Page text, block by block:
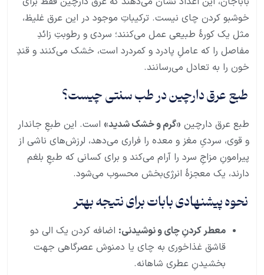
خوشبو کردن چای نیست. ترکیباتِ موجود در این عرق غلیظ،
مثل یک کورهٔ طبیعی عمل می‌کنند؛ سردی و رطوبتِ زائدِ
مفاصل را که عاملِ پادرد و کمردرد است، خشک می‌کنند و قندِ
خون را به تعادل می‌رسانند.
طبع عرق دارچین در طب سنتی چیست؟
طبع عرق دارچین «گرم و خشک شدید» است. این طبعِ جاندار
و قوی، سردیِ مغز و معده را فراری می‌دهد، لرزش‌های ناشی از
پیرامونِ مزاجِ سرد را آرام می‌کند و برای کسانی که طبعِ بلغم
دارند، یک معجزهٔ انرژی‌بخش محسوب می‌شود.
نحوه پیشنهادی بابات برای نتیجه بهتر
معطر کردنِ چای و نوشیدنی: اضافه کردن یک الی دو
قاشق غذاخوری به چای یا دمنوش عصرگاهی جهت
بخشیدنِ عطری شاهانه.